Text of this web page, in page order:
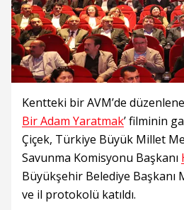
Kentteki bir AVM’de
Bir Adam Yaratmak’ filminin
Çiçek, Türkiye Büyük Millet
Savunma Komisyonu Başkanı
Büyükşehir Belediye Başkanı
ve il protokolü katıldı.